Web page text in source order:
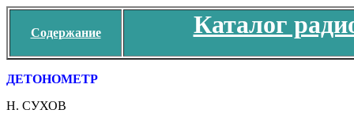
Содержание Каталог
ДЕТОНОМЕТР
Н. СУХОВ